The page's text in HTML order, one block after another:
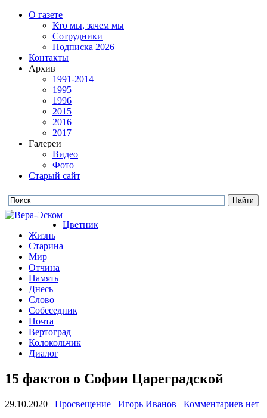
О газете
Кто мы, зачем мы
Сотрудники
Подписка 2026
Контакты
Архив
1991-2014
1995
1996
2015
2016
2017
Галереи
Видео
Фото
Старый сайт
Цветник
Жизнь
Старина
Мир
Отчина
Память
Днесь
Слово
Собеседник
Почта
Вертоград
Колокольчик
Диалог
15 фактов о Софии Цареградской
29.10.2020 Просвещение Игорь Иванов
Комментариев нет